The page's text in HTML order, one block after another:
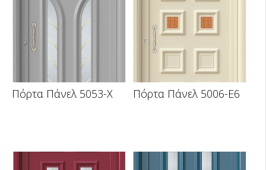
Πόρτα Πάνελ 5053-X Πόρτα Πάνελ 5006-E6